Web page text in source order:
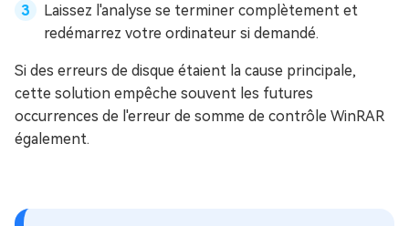
Laissez l'analyse se terminer complètement et
redémarrez votre ordinateur si demandé.
Si des erreurs de disque étaient la cause principale,
cette solution empêche souvent les futures
occurrences de l'erreur de somme de contrôle WinRAR
également.